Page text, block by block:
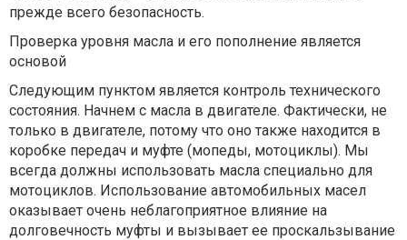
прежде всего безопасность.
Проверка уровня масла и его пополнение является
основой
Следующим пунктом является контроль технического
состояния. Начнем с масла в двигателе. Фактически, не
только в двигателе, потому что оно также находится в
коробке передач и муфте (мопеды, мотоциклы). Мы
всегда должны использовать масла специально для
мотоциклов. Использование автомобильных масел
оказывает очень неблагоприятное влияние на
долговечность муфты и вызывает ее проскальзывание